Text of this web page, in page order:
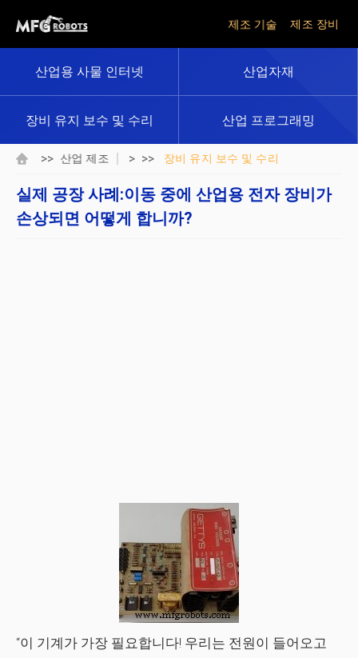
제조 기술 제조 장비
산업용 사물 인터넷 산업자재
장비 유지 보수 및 수리 산업 프로그래밍
>> 산업 제조 > >> 장비 유지 보수 및 수리
실제 공장 사례:이동 중에 산업용 전자 장비가
손상되면 어떻게 합니까?
“이 기계가 가장 필요합니다! 우리는 전원이 들어오고